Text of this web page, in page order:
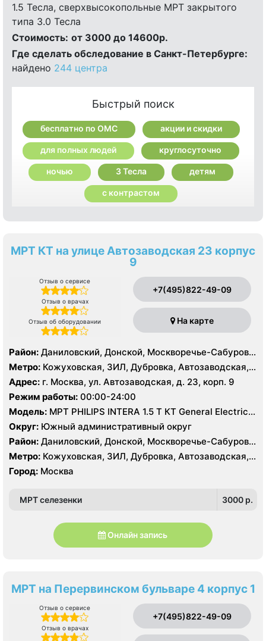
1.5 Тесла, сверхвысокопольные МРТ закрытого
типа 3.0 Тесла
Стоимость: от 3000 до 14600р.
Где сделать обследование в Санкт-Петербурге:
найдено 244 центра
Быстрый поиск
бесплатно по ОМС акции и скидки
для полных людей круглосуточно
ночью 3 Тесла детям
с контрастом
МРТ КТ на улице Автозаводская 23 корпус
9
Отзыв о сервисе
Отзыв о врачах
Отзыв об оборудовании
+7(495)822-49-09
На карте
Район: Даниловский, Донской, Москворечье-Сабурово,
Нагатино-Садовники, Нагатинский Затон, Нагорный
Метро: Кожуховская, ЗИЛ, Дубровка, Автозаводская,
Нагатинская, Технопарк, Тульская, Угрешская
Адрес: г. Москва, ул. Автозаводская, д. 23, корп. 9
Режим работы: 00:00-24:00
Модель: МРТ PHILIPS INTERA 1.5 T КТ General Electric
LIGHT SPEED 64 среза
Округ: Южный административный округ
Район: Даниловский, Донской, Москворечье-Сабурово,
Нагатино-Садовники, Нагатинский Затон, Нагорный
Метро: Кожуховская, ЗИЛ, Дубровка, Автозаводская,
Нагатинская, Технопарк, Тульская, Угрешская
Город: Москва
МРТ селезенки 3000 p.
Онлайн запись
МРТ на Перервинском бульваре 4 корпус 1
Отзыв о сервисе
Отзыв о врачах
+7(495)822-49-09